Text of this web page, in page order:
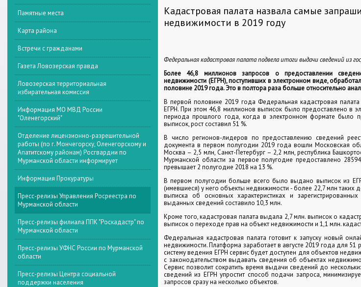
Кадастровая палата назвала самые
недвижимости в 2019 году
Федеральная кадастровая палата подвела итоги выдачи сведений из
Более 46,8 миллионов запросов о предоставлении
недвижимости (ЕГРН), поступивших в электронном виде,
половине 2019 года. Это в полтора раза больше относительно
В первой половине 2019 года Федеральная кадастровая
ЕГРН. При этом 46,8 миллионов выписок было предоставлено в
периода прошлого года, когда в электронном формате было
выписок, рост составил 51 %.
В число регионов-лидеров по предоставлению сведений
документа в первом полугодии 2019 года вошли Московская
Москва – 2,5 млн, Санкт-Петербург – 2,2 млн, республика
Мурманской области за первое полугодие предоставлено
превышает 2 полугодие 2018 на 13 %.
В первом полугодии больше всего было выдано выписок из
(имевшиеся) у него объекты недвижимости ‑ более 22,7 млн таких
выписка об основных характеристиках и
выданных сведений составило 10,3 млн.
Кроме того, кадастровая палата выдала 2,7 млн. выписок о
выписок о переходе прав на объект недвижимости и 1,1 млн.
Федеральная кадастровая палата готовит к запуску новый
недвижимости. Платформа заработает в августе 2019 года для
систему ведения ЕГРН сервис будет доступен для объектов
с законодательством выдавать сведения об объектах
Сервис позволит сократить время выдачи сведений до
сведений из ЕГРН упростит способ подачи запроса,
запросов сразу на несколько объектов.
Памятные места
Карта района
Встречи с гражданами
Газета Ловозерская правда
Ловозерская территориальная
избирательная комиссия
Информация МО МВД России
"Оленегорский"
Отделение лицензионно-разрешительной
работы (по г. Мончегорску, Оленегорскому и
Апатитскому районам) Росгвардии по
Мурманской области информирует
Информация Прокуратуры
Пресс-релизы Управления Росреестра по
Мурманской области
Пресс-релизы филиала ППК "Роскадастр" по
Мурманской области
Пресс-релизы УФНС России по Мурманской
области
Пресс-релизы Центра социальной
поддержки населения